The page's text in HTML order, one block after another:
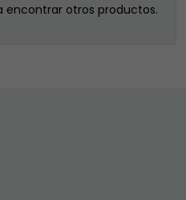
encontrar otros productos.